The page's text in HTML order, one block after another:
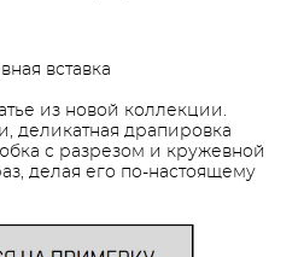
вставка
из новой коллекции.
деликатная драпировка
с разрезом и кружевной
делая его по-настоящему